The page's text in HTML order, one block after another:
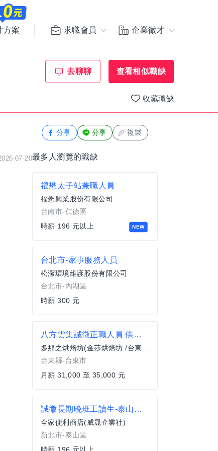
方案 求職會員 企業徵才
去聊聊 查看相似職缺
收藏職缺
07-20
分享 分享 複製
最多人瀏覽的職缺
NEW
福懋太子站兼職人員
福懋興業股份有限公司
台南市-仁德區
時薪 196 元以上
台北市-家事服務人員
松潔環境維護股份有限公司
台北市-內湖區
時薪 300 元
八方雲集誠徵正職人員 供一餐月休八天
多那之烘焙坊(金莎烘焙坊 /台東新生門市)
台東縣-台東市
月薪 31,000 至 35,000 元
誠徵長期晚班工讀生-泰山福興店
全家便利商店(威晟企業社)
新北市-泰山區